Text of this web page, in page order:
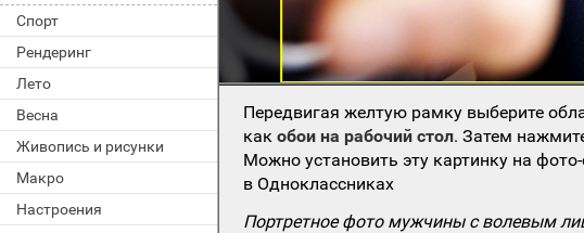
Спорт
Рендеринг
Лето
Весна
Живопись и рисунки
Макро
Настроения
Передвигая желтую рамку выберите
какобои на рабочий стол. Затем
Можно установить эту картинку на
в Одноклассниках
Портретное фото мужчины с волевым